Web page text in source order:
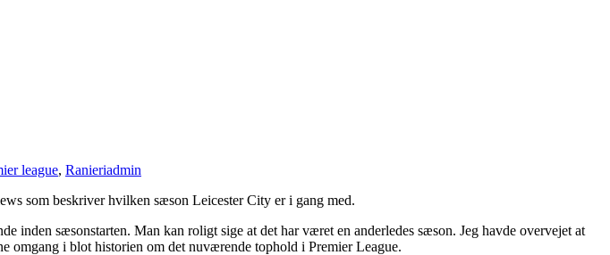
league, Ranieriadmin
som beskriver hvilken sæson Leicester City er i gang med.
inden sæsonstarten. Man kan roligt sige at det har været en anderledes sæson. Jeg havde overvejet at
omgang i blot historien om det nuværende tophold i Premier League.